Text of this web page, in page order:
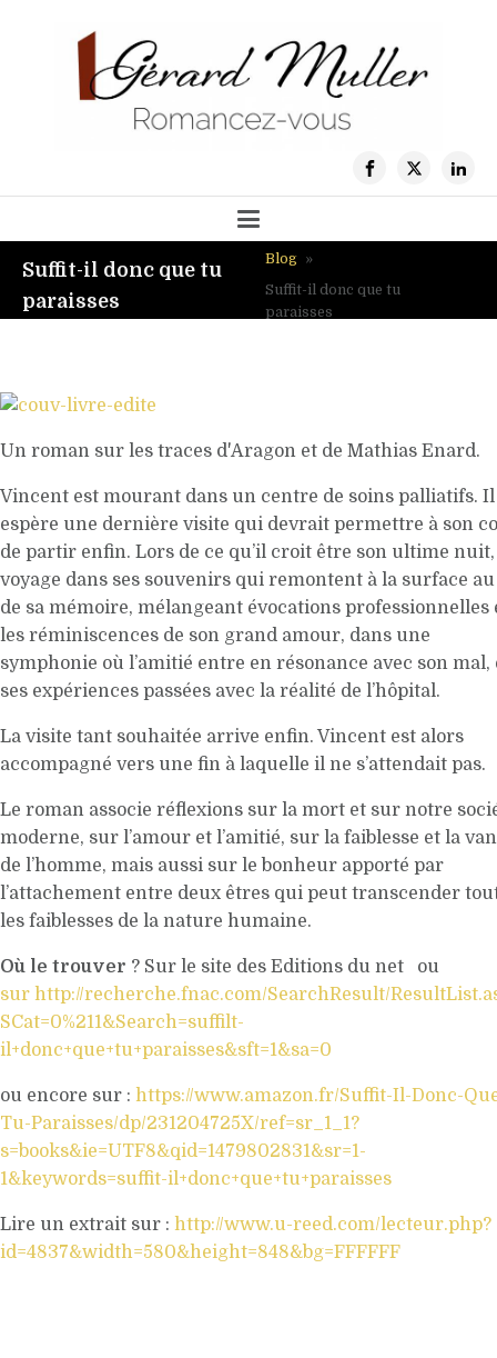
Suffit-il donc que tu
paraisses
Blog »
Suffit-il donc que tu
paraisses
Un roman sur les traces d'Aragon et de Mathias Enard.
Vincent est mourant dans un centre de soins palliatifs. Il
espère une dernière visite qui devrait permettre à son
de partir enfin. Lors de ce qu’il croit être son ultime
voyage dans ses souvenirs qui remontent à la surface
de sa mémoire, mélangeant évocations professionnelles
les réminiscences de son grand amour, dans une
symphonie où l’amitié entre en résonance avec son mal,
ses expériences passées avec la réalité de l’hôpital.
La visite tant souhaitée arrive enfin. Vincent est alors
accompagné vers une fin à laquelle il ne s’attendait pas.
Le roman associe réflexions sur la mort et sur notre
moderne, sur l’amour et l’amitié, sur la faiblesse et la
de l’homme, mais aussi sur le bonheur apporté par
l’attachement entre deux êtres qui peut transcender
les faiblesses de la nature humaine.
Où le trouver ? Sur le site des Editions du net ou
sur http://recherche.fnac.com/SearchResult/
SCat=0%211&Search=suffilt-
il+donc+que+tu+paraisses&sft=1&sa=0
ou encore sur : https://www.amazon.fr/Suffit-Il-Donc-
Tu-Paraisses/dp/231204725X/ref=sr_1_1?
s=books&ie=UTF8&qid=1479802831&sr=1-
1&keywords=suffit-il+donc+que+tu+paraisses
Lire un extrait sur : http://www.u-reed.com/lecteur.php?
id=4837&width=580&height=848&bg=FFFFFF